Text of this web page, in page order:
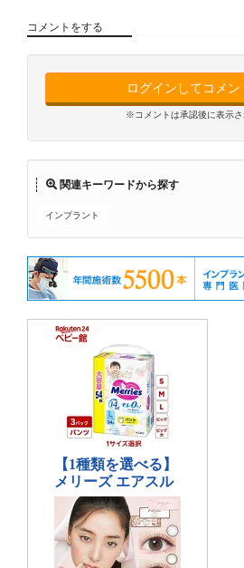
コメントをする
ログインしてコメン
※コメントは承認後に表示さ
関連キーワードから探す
インプラント